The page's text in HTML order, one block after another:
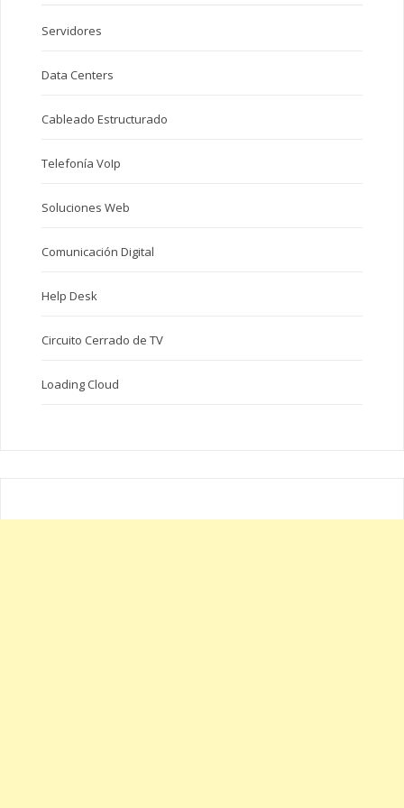
Servidores
Data Centers
Cableado Estructurado
Telefonía VoIp
Soluciones Web
Comunicación Digital
Help Desk
Circuito Cerrado de TV
Loading Cloud